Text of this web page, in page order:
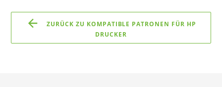
ZURÜCK ZU KOMPATIBLE PATRONEN FÜR HP
DRUCKER